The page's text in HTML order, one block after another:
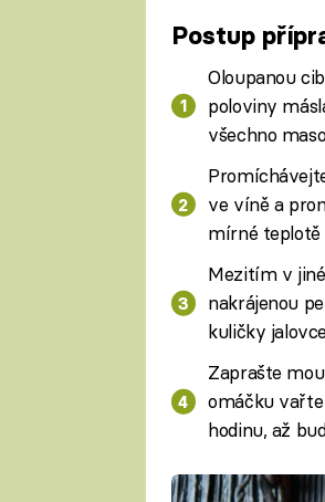
Postup
Oloupanou
poloviny
všechno
ve víně a
mírné teplotě
Mezitím v
nakrájenou
kuličky
Zaprašte
omáčku vařte
hodinu, až